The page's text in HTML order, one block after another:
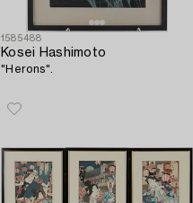
1585488
Kosei Hashimoto
"Herons".